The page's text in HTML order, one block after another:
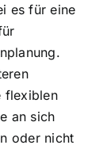
es für eine
flexiblen
an sich
oder nicht